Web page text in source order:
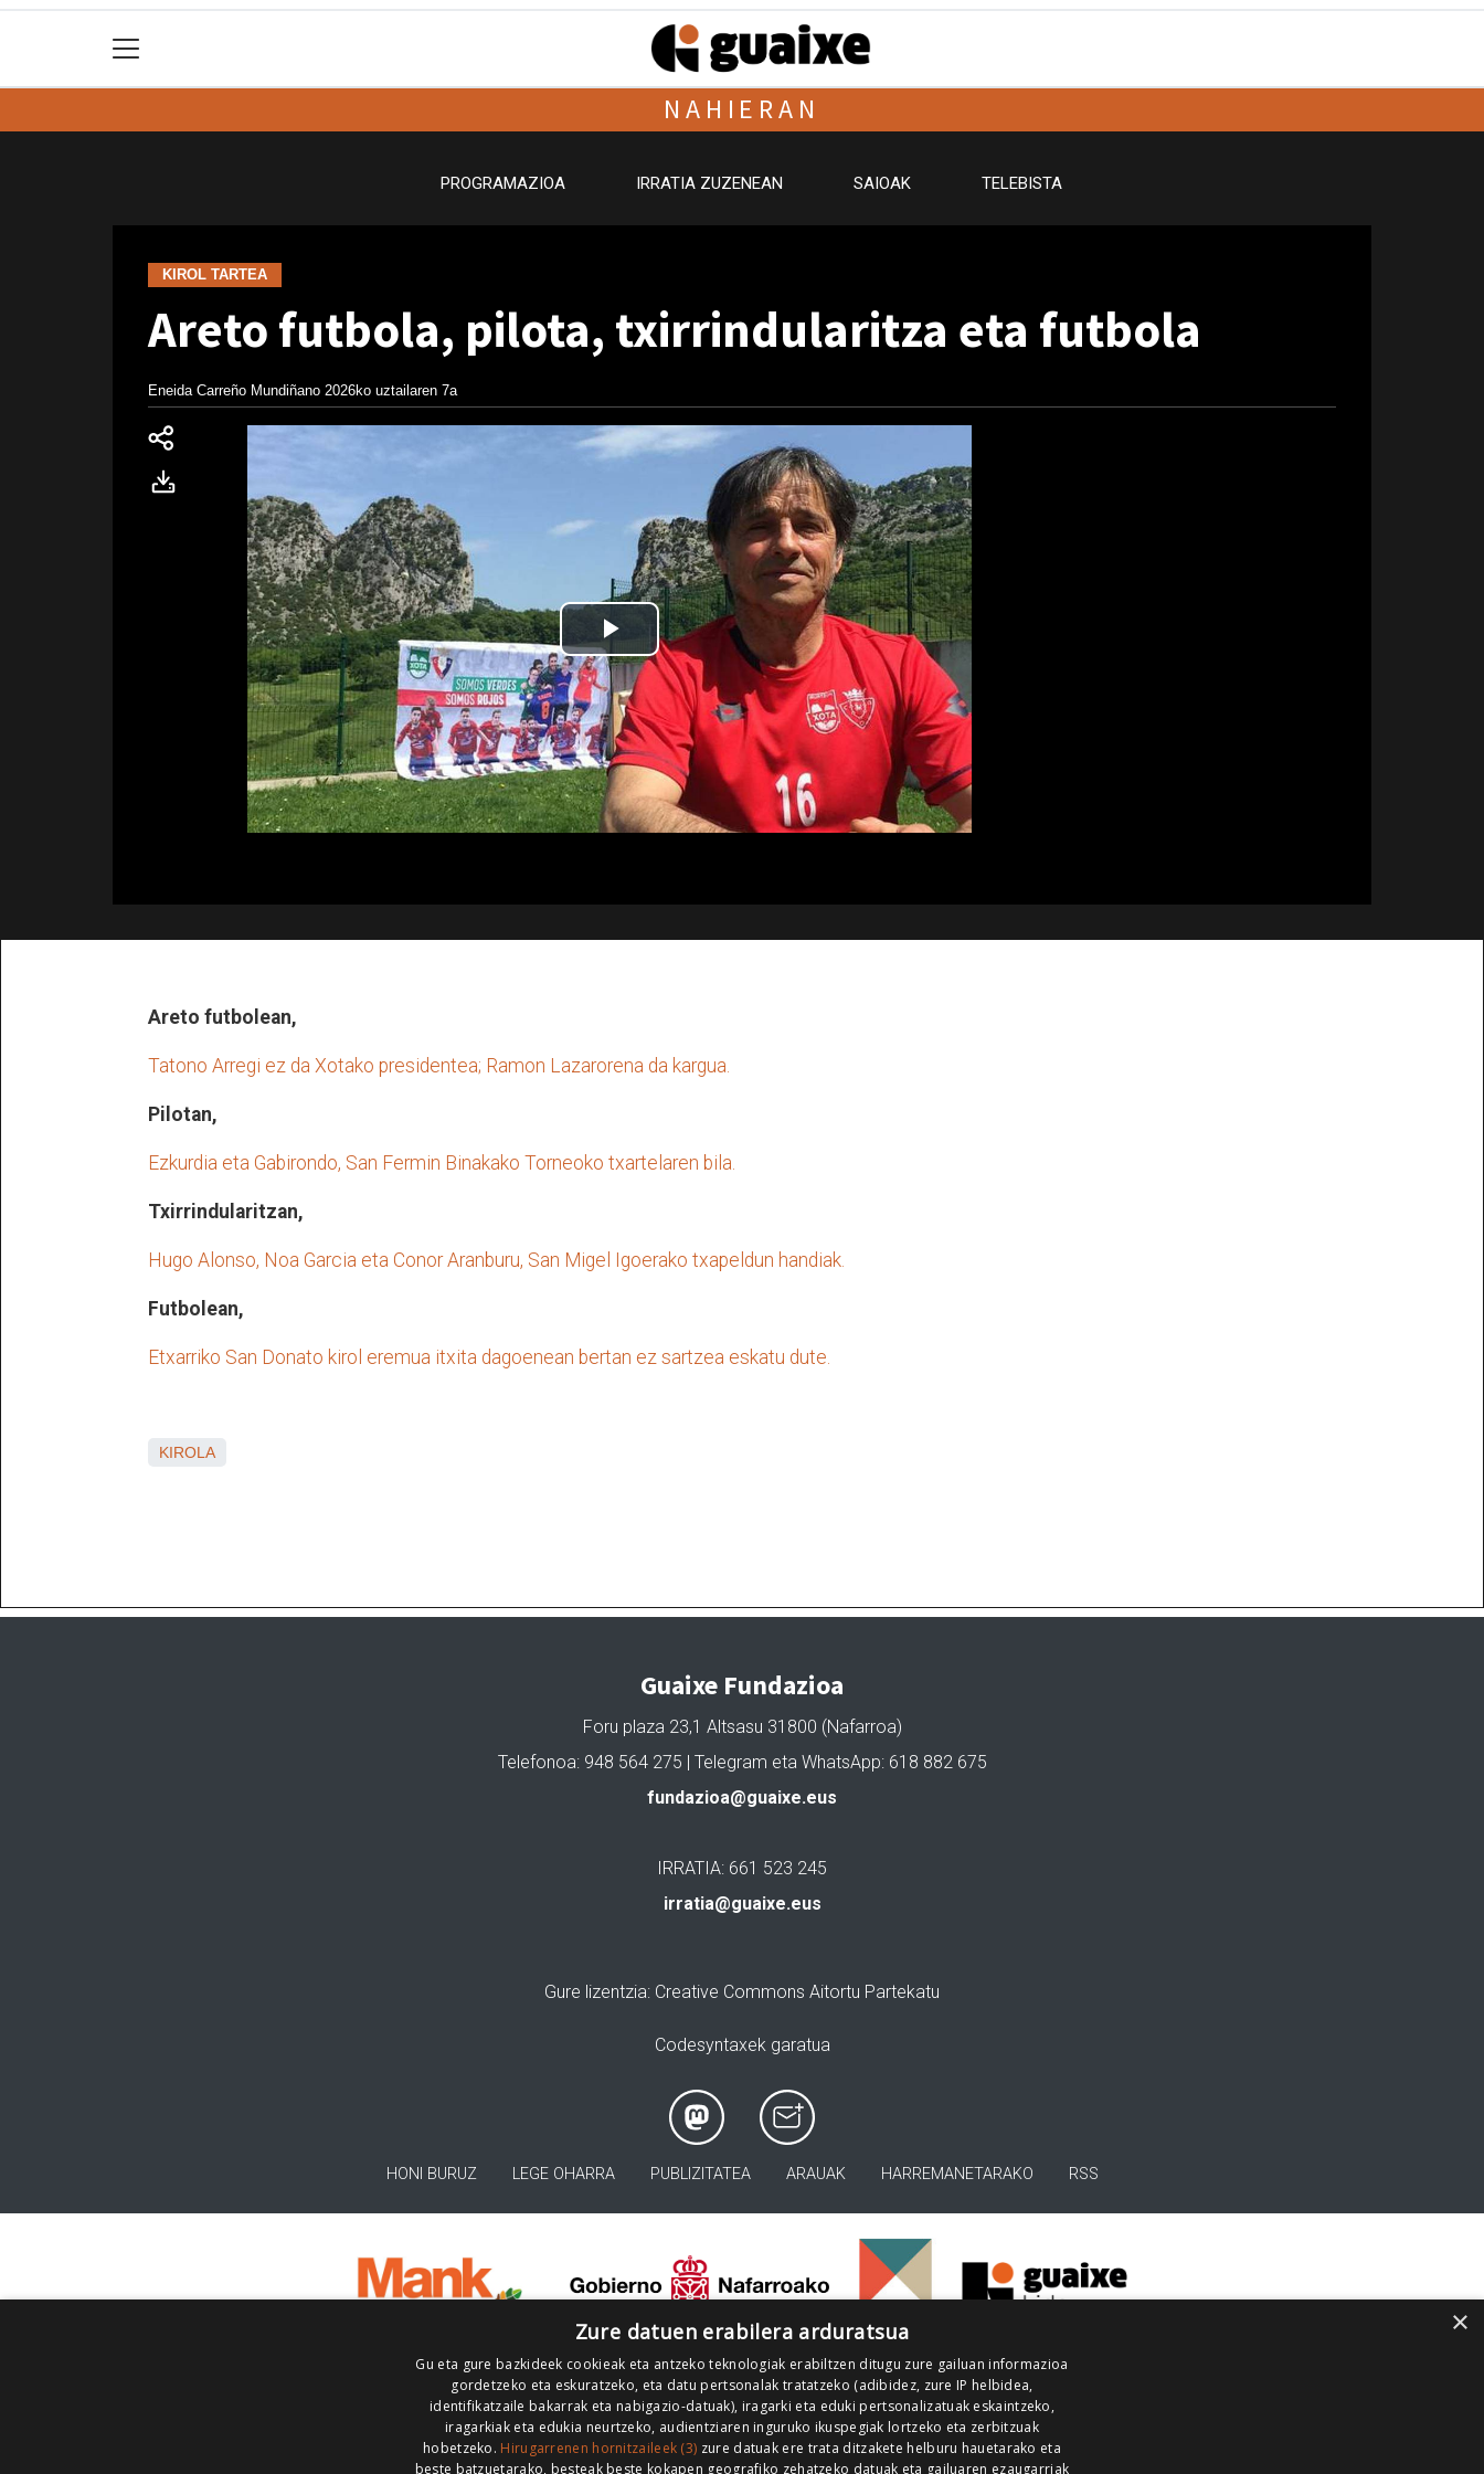
NAHIERAN
PROGRAMAZIOA IRRATIA ZUZENEAN SAIOAK TELEBISTA
KIROL TARTEA
Areto futbola, pilota, txirrindularitza eta futbola
Eneida Carreño Mundiñano 2026ko uztailaren 7a
Areto futbolean,
Tatono Arregi ez da Xotako presidentea; Ramon Lazarorena da kargua.
Pilotan,
Ezkurdia eta Gabirondo, San Fermin Binakako Torneoko txartelaren bila.
Txirrindularitzan,
Hugo Alonso, Noa Garcia eta Conor Aranburu, San Migel Igoerako txapeldun handiak.
Futbolean,
Etxarriko San Donato kirol eremua itxita dagoenean bertan ez sartzea eskatu dute.
KIROLA
Guaixe Fundazioa
Foru plaza 23,1 Altsasu 31800 (Nafarroa)
Telefonoa: 948 564 275 | Telegram eta WhatsApp: 618 882 675
fundazioa@guaixe.eus
IRRATIA: 661 523 245
irratia@guaixe.eus
Gure lizentzia: Creative Commons Aitortu Partekatu
Codesyntaxek garatua
HONI BURUZ LEGE OHARRA PUBLIZITATEA ARAUAK HARREMANETARAKO RSS
×
Zure datuen erabilera arduratsua
Gu eta gure bazkideek cookieak eta antzeko teknologiak erabiltzen ditugu zure gailuan informazioa
gordetzeko eta eskuratzeko, eta datu pertsonalak tratatzeko (adibidez, zure IP helbidea,
identifikatzaile bakarrak eta nabigazio-datuak), iragarki eta eduki pertsonalizatuak eskaintzeko,
iragarkiak eta edukia neurtzeko, audientziaren inguruko ikuspegiak lortzeko eta zerbitzuak
hobetzeko. Hirugarrenen hornitzaileek (3) zure datuak ere trata ditzakete helburu hauetarako eta
beste batzuetarako, besteak beste kokapen geografiko zehatzeko datuak eta gailuaren ezaugarriak